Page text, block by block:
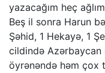
yazacağım heç
Beş il sonra Harun
Şəhid, 1 Hekayə, 1
cildində Azərbaycan
öyrənəndə həm çox